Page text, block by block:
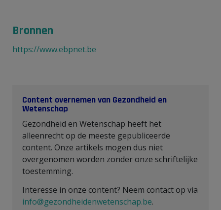
Bronnen
https://www.ebpnet.be
Content overnemen van Gezondheid en
Wetenschap
Gezondheid en Wetenschap heeft het
alleenrecht op de meeste gepubliceerde
content. Onze artikels mogen dus niet
overgenomen worden zonder onze schriftelijke
toestemming.
Interesse in onze content? Neem contact op via
info@gezondheidenwetenschap.be.